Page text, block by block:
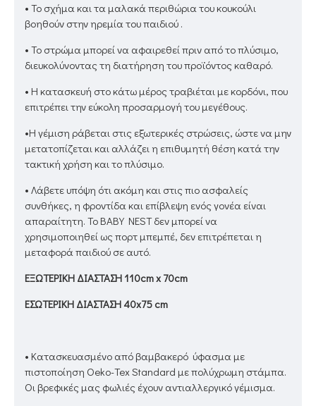
• Το σχήμα και τα μαλακά περιθώρια του κουκούλι
βοηθούν στην ηρεμία του παιδιού .
• Το στρώμα μπορεί να αφαιρεθεί πριν από το πλύσιμο,
διευκολύνοντας τη διατήρηση του προϊόντος καθαρό.
• Η κατασκευή στο κάτω μέρος τραβιέται με κορδόνι, που
επιτρέπει την εύκολη προσαρμογή του μεγέθους.
•H γέμιση ράβεται στις εξωτερικές στρώσεις, ώστε να μην
μετατοπίζεται και αλλάζει η επιθυμητή θέση κατά την
τακτική χρήση και το πλύσιμο.
• Λάβετε υπόψη ότι ακόμη και στις πιο ασφαλείς
συνθήκες, η φροντίδα και επίβλεψη ενός γονέα είναι
απαραίτητη. Το BABY NEST δεν μπορεί να
χρησιμοποιηθεί ως πορτ μπεμπέ, δεν επιτρέπεται η
μεταφορά παιδιού σε αυτό.
ΕΞΩΤΕΡΙΚΗ ΔΙΑΣΤΑΣΗ 110cm x 70cm
ΕΣΩΤΕΡΙΚΗ ΔΙΑΣΤΑΣΗ 40x75 cm
• Κατασκευασμένο από βαμβακερό ύφασμα με
πιστοποίηση Oeko-Tex Standard με πολύχρωμη στάμπα.
Οι βρεφικές μας φωλιές έχουν αντιαλλεργικό γέμισμα.